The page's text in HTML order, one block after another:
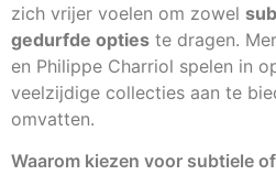
zich vrijer voelen om zowel
gedurfde opties te dragen.
en Philippe Charriol spelen in
veelzijdige collecties aan te
omvatten.
Waarom kiezen voor subtiele